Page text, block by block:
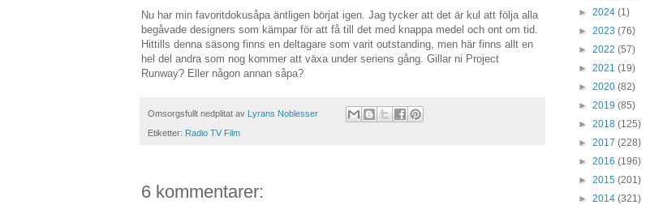
Nu har min favoritdokusåpa äntligen börjat igen. Jag tycker att det är kul att följa alla
begåvade designers som kämpar för att få till det med knappa medel och ont om tid.
Hittills denna säsong finns en deltagare som varit outstanding, men här finns allt en
hel del andra som nog kommer att växa under seriens gång. Gillar ni Project
Runway? Eller någon annan såpa?
Omsorgsfullt nedplitat av Lyrans Noblesser
Etiketter: Radio TV Film
6 kommentarer:
► 2024 (1)
► 2023 (76)
► 2022 (57)
► 2021 (19)
► 2020 (82)
► 2019 (85)
► 2018 (125)
► 2017 (228)
► 2016 (196)
► 2015 (201)
► 2014 (321)